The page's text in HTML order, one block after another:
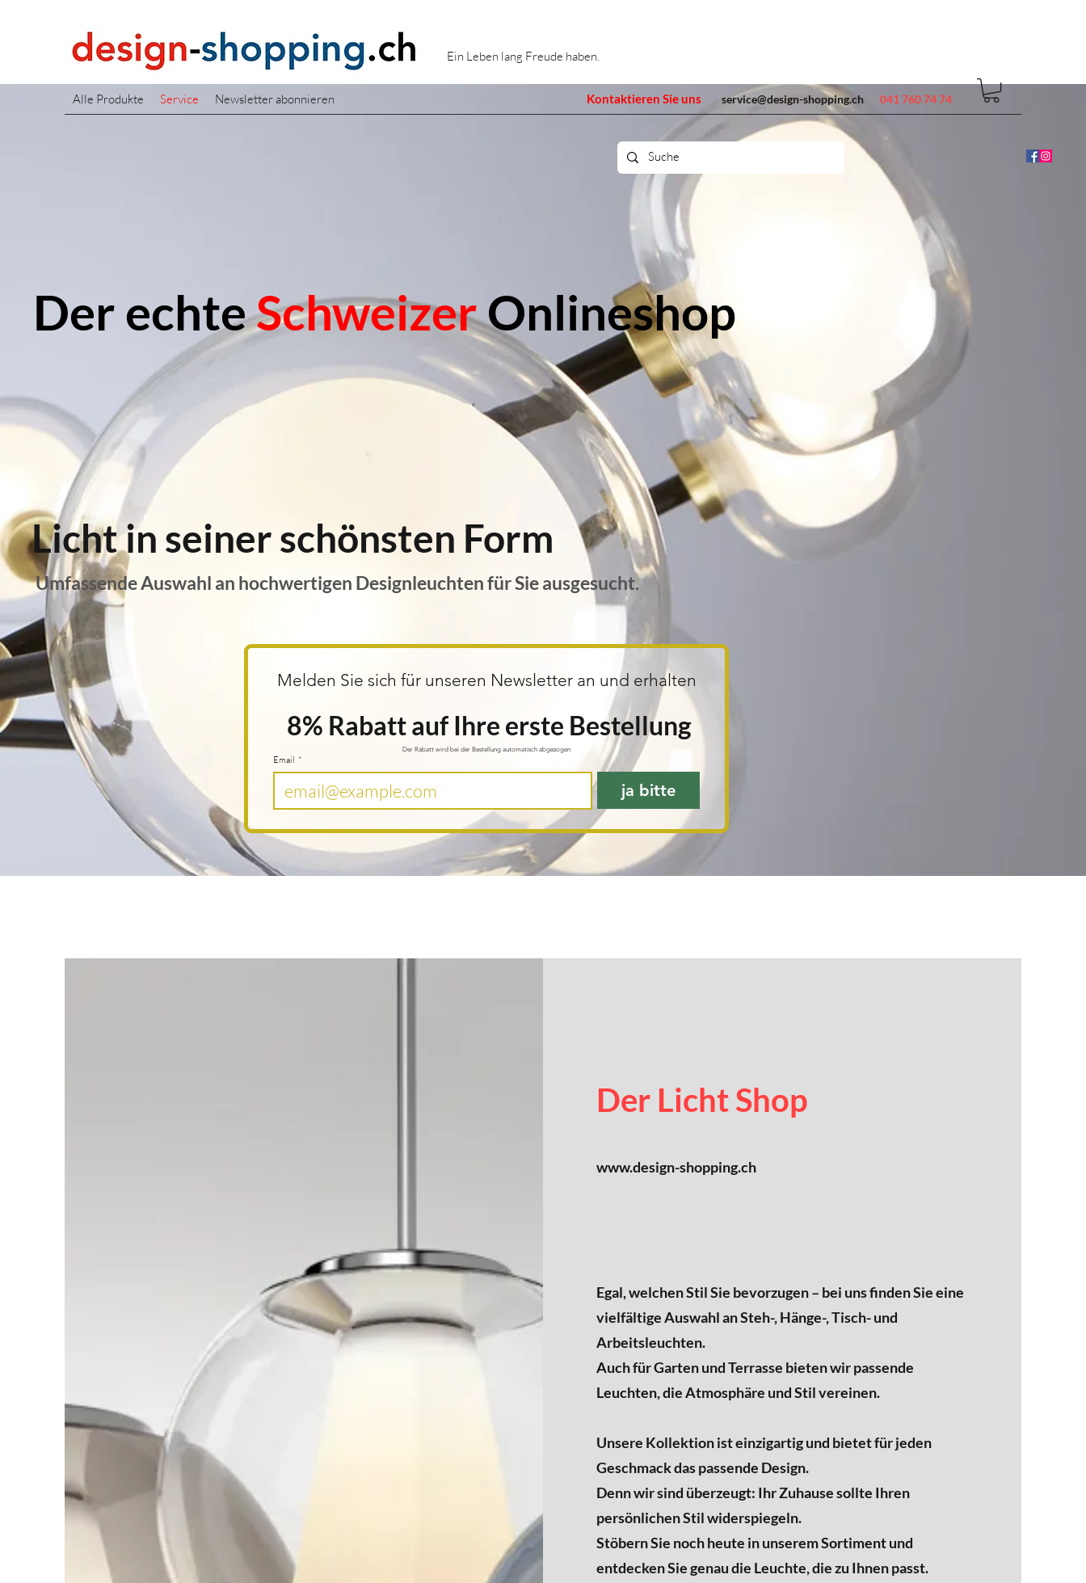
Ein Leben lang Freude haben.
Alle Produkte Service Newsletter abonnieren Kontaktieren Sie uns service@design-shopping.ch 041 760 74 74
Der echteSchweizerOnlineshop
Licht in seiner schönsten Form
Umfassende Auswahl an hochwertigen Designleuchten für Sie ausgesucht.
Melden Sie sich für unseren Newsletter an und erhalten
8% Rabatt auf Ihre erste Bestellung
Der Rabatt wird bei der Bestellung automatisch abgezogen
Email *
ja bitte
Der Licht Shop
www.design-shopping.ch
Egal, welchen Stil Sie bevorzugen – bei uns finden Sie eine
vielfältige Auswahl an Steh-, Hänge-, Tisch- und
Arbeitsleuchten.
Auch für Garten und Terrasse bieten wir passende
Leuchten, die Atmosphäre und Stil vereinen.
Unsere Kollektion ist einzigartig und bietet für jeden
Geschmack das passende Design.
Denn wir sind überzeugt: Ihr Zuhause sollte Ihren
persönlichen Stil widerspiegeln.
Stöbern Sie noch heute in unserem Sortiment und
entdecken Sie genau die Leuchte, die zu Ihnen passt.